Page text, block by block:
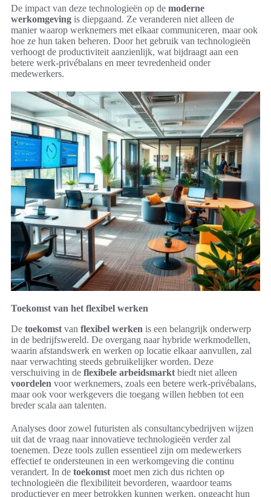
De impact van deze technologieën op de moderne
werkomgeving is diepgaand. Ze veranderen niet alleen de
manier waarop werknemers met elkaar communiceren, maar ook
hoe ze hun taken beheren. Door het gebruik van technologieën
verhoogt de productiviteit aanzienlijk, wat bijdraagt aan een
betere werk-privébalans en meer tevredenheid onder
medewerkers.
Toekomst van het flexibel werken
De toekomst van flexibel werken is een belangrijk onderwerp
in de bedrijfswereld. De overgang naar hybride werkmodellen,
waarin afstandswerk en werken op locatie elkaar aanvullen, zal
naar verwachting steeds gebruikelijker worden. Deze
verschuiving in de flexibele arbeidsmarkt biedt niet alleen
voordelen voor werknemers, zoals een betere werk-privébalans,
maar ook voor werkgevers die toegang willen hebben tot een
breder scala aan talenten.
Analyses door zowel futuristen als consultancybedrijven wijzen
uit dat de vraag naar innovatieve technologieën verder zal
toenemen. Deze tools zullen essentieel zijn om medewerkers
effectief te ondersteunen in een werkomgeving die continu
verandert. In de toekomst moet men zich dus richten op
technologieën die flexibiliteit bevorderen, waardoor teams
productiever en meer betrokken kunnen werken, ongeacht hun